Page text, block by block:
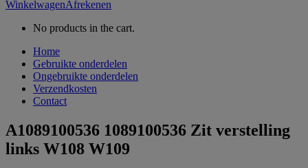
WinkelwagenAfrekenen
No products in the cart.
Home
Gebruikte onderdelen
Ongebruikte onderdelen
Verzendkosten
Contact
A1089100536 1089100536 Zit verstelling
links W108 W109